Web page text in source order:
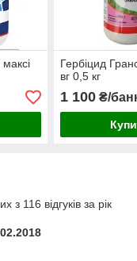
Гербіцид
вг 0,5 кг
1 100₴/
з 116 відгуків за рік